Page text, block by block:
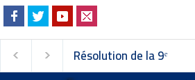
Résolution de la 9ᵉ
session du Conseil